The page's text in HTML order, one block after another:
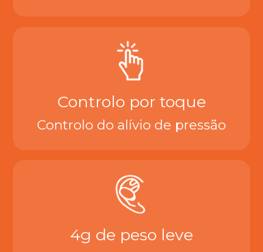
Controlo por toque
Controlo do alívio de pressão
4g de peso leve